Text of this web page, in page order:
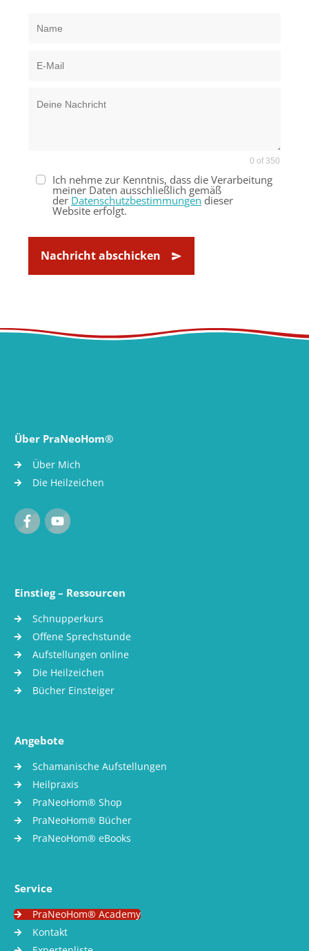
0 of 350
Ich nehme zur Kenntnis, dass die Verarbeitung
meiner Daten ausschließlich gemäß
der Datenschutzbestimmungen dieser
Website erfolgt.
Nachricht abschicken
Über PraNeoHom®
Über Mich
Die Heilzeichen
Einstieg – Ressourcen
Schnupperkurs
Offene Sprechstunde
Aufstellungen online
Die Heilzeichen
Bücher Einsteiger
Angebote
Schamanische Aufstellungen
Heilpraxis
PraNeoHom® Shop
PraNeoHom® Bücher
PraNeoHom® eBooks
Service
PraNeoHom® Academy
Kontakt